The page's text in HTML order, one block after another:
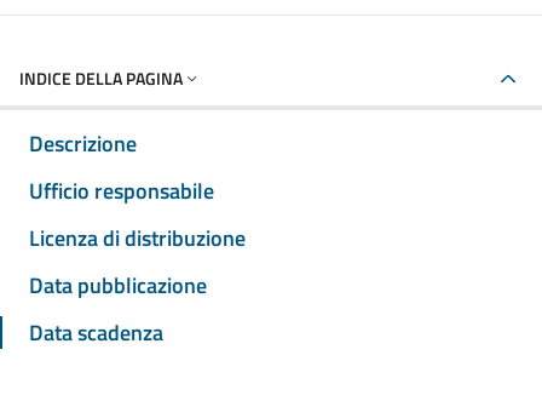
INDICE DELLA PAGINA
Descrizione
Ufficio responsabile
Licenza di distribuzione
Data pubblicazione
Data scadenza